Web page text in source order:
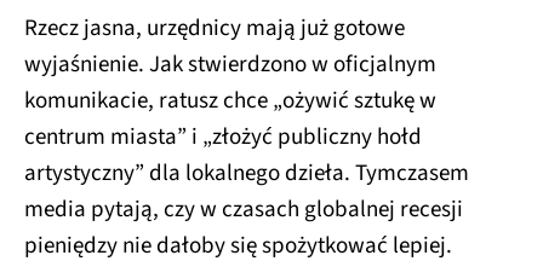
Rzecz jasna, urzędnicy mają już gotowe
wyjaśnienie. Jak stwierdzono w oficjalnym
komunikacie, ratusz chce „ożywić sztukę w
centrum miasta” i „złożyć publiczny hołd
artystyczny” dla lokalnego dzieła. Tymczasem
media pytają, czy w czasach globalnej recesji
pieniędzy nie dałoby się spożytkować lepiej.